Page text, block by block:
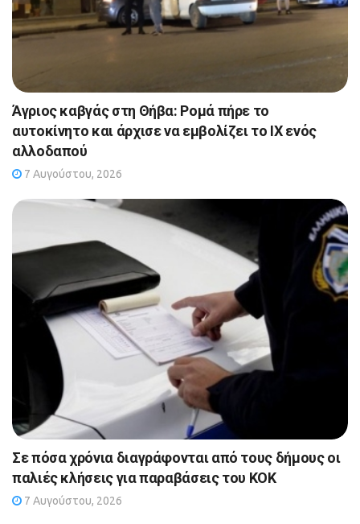
Άγριος καβγάς στη Θήβα: Ρομά πήρε το
αυτοκίνητο και άρχισε να εμβολίζει το ΙΧ ενός
αλλοδαπού
7 Αυγούστου, 2026
Σε πόσα χρόνια διαγράφονται από τους δήμους οι
παλιές κλήσεις για παραβάσεις του ΚΟΚ
7 Αυγούστου, 2026